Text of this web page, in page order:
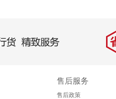
，精致服务 省
售后服务
售后政策